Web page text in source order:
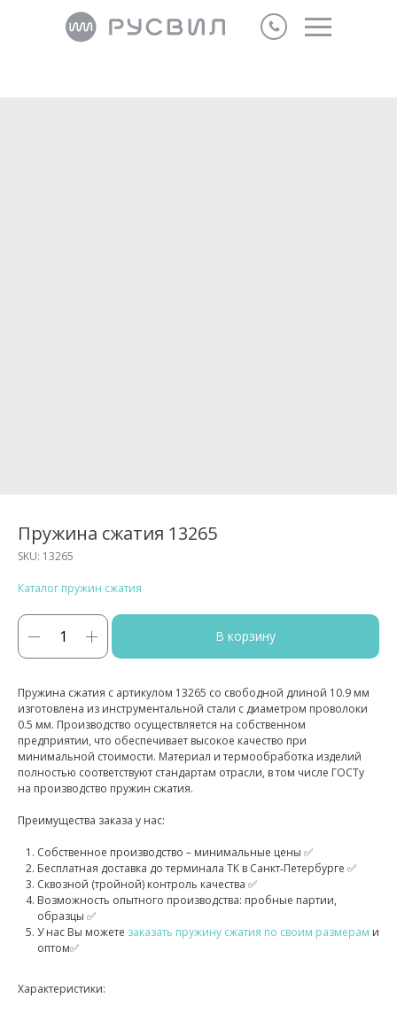
Пружина сжатия 13265
SKU: 13265
Каталог пружин сжатия
В корзину
Пружина сжатия с артикулом 13265 со свободной длиной 10.9 мм
изготовлена из инструментальной стали с диаметром проволоки
0.5 мм. Производство осуществляется на собственном
предприятии, что обеспечивает высокое качество при
минимальной стоимости. Материал и термообработка изделий
полностью соответствуют стандартам отрасли, в том числе ГОСТу
на производство пружин сжатия.
Преимущества заказа у нас:
Собственное производство – минимальные цены ✅
Бесплатная доставка до терминала ТК в Санкт‑Петербурге ✅
Сквозной (тройной) контроль качества ✅
Возможность опытного производства: пробные партии,
образцы ✅
У нас Вы можете заказать пружину сжатия по своим размерам и
оптом✅
Характеристики: